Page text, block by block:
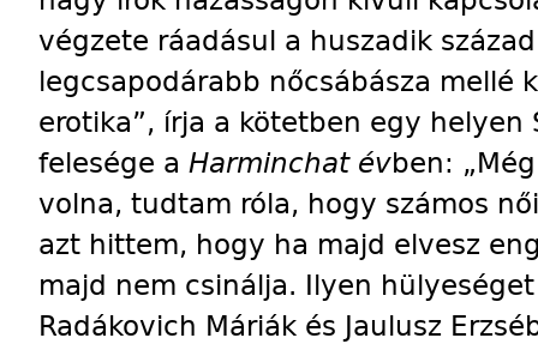
végzete ráadásul a huszadik
legcsapodárabb nőcsábásza mellé
erotika”, írja a kötetben egy helyen
felesége a Harminchat évben:
volna, tudtam róla, hogy számos
azt hittem, hogy ha majd elvesz
majd nem csinálja. Ilyen
Radákovich Máriák és Jaulusz